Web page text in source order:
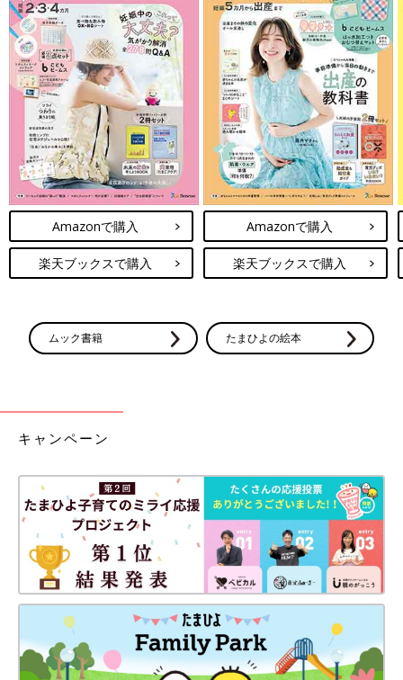
Amazonで購入
楽天ブックスで購入
Amazonで購入
楽天ブックスで購入
ムック書籍 たまひよの絵本
キャンペーン